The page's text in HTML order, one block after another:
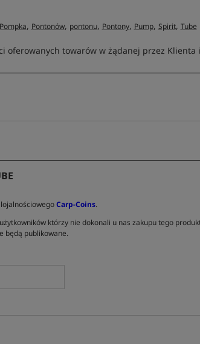
Pompka, Pontonów, pontonu, Pontony, Pump, Spirit, Tube
oferowanych towarów w żądanej przez
Carp-Coins.
którzy nie dokonali u nas zakupu tego
będą publikowane.